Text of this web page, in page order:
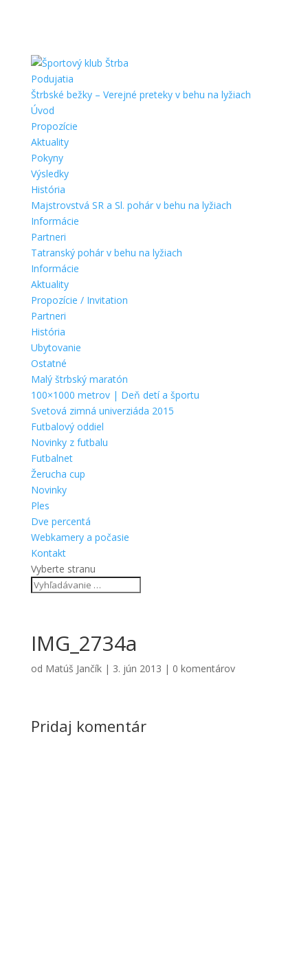
Podujatia
Štrbské bežky – Verejné preteky v behu na lyžiach
Úvod
Propozície
Aktuality
Pokyny
Výsledky
História
Majstrovstvá SR a Sl. pohár v behu na lyžiach
Informácie
Partneri
Tatranský pohár v behu na lyžiach
Informácie
Aktuality
Propozície / Invitation
Partneri
História
Ubytovanie
Ostatné
Malý štrbský maratón
100×1000 metrov | Deň detí a športu
Svetová zimná univerziáda 2015
Futbalový oddiel
Novinky z futbalu
Futbalnet
Žerucha cup
Novinky
Ples
Dve percentá
Webkamery a počasie
Kontakt
Vyberte stranu
IMG_2734a
od Matúš Jančík| 3. jún 2013 | 0 komentárov
Pridaj komentár